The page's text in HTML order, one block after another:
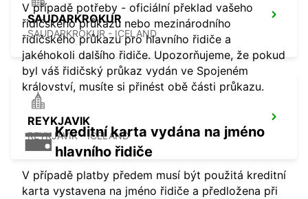
SAUDARKROKUR
SAUDARKROKUR - ICELAND
REYKJAVIK
REYKJAVIK - ICELAND
V případě potřeby - oficiální překlad vašeho
řidičského průkazu nebo mezinárodního
řidičského průkazu pro hlavního řidiče a
jakéhokoli dalšího řidiče. Upozorňujeme, že pokud
byl váš řidičský průkaz vydán ve Spojeném
království, musíte si přinést obě části průkazu.
Kreditní karta vydána na jméno
hlavního řidiče
V případě platby předem musí být použitá kreditní
karta vystavena na jméno řidiče a předložena při